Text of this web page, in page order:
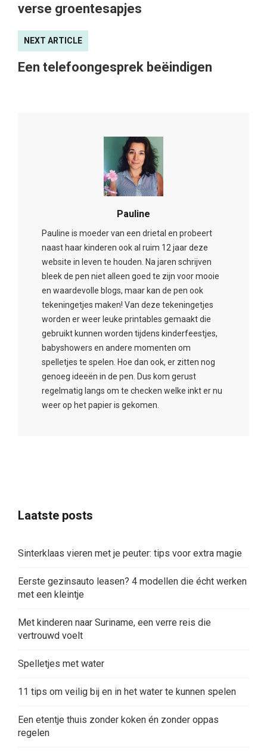
verse groentesapjes
NEXT ARTICLE
Een telefoongesprek beëindigen
Pauline
Pauline is moeder van een drietal en probeert
naast haar kinderen ook al ruim 12 jaar deze
website in leven te houden. Na jaren schrijven
bleek de pen niet alleen goed te zijn voor mooie
en waardevolle blogs, maar kan de pen ook
tekeningetjes maken! Van deze tekeningetjes
worden er weer leuke printables gemaakt die
gebruikt kunnen worden tijdens kinderfeestjes,
babyshowers en andere momenten om
spelletjes te spelen. Hoe dan ook, er zitten nog
genoeg ideeën in de pen. Dus kom gerust
regelmatig langs om te checken welke inkt er nu
weer op het papier is gekomen.
Laatste posts
Sinterklaas vieren met je peuter: tips voor extra magie
Eerste gezinsauto leasen? 4 modellen die écht werken
met een kleintje
Met kinderen naar Suriname, een verre reis die
vertrouwd voelt
Spelletjes met water
11 tips om veilig bij en in het water te kunnen spelen
Een etentje thuis zonder koken én zonder oppas
regelen